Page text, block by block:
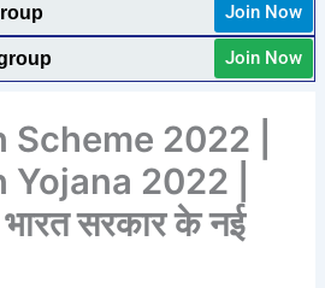
Join Now
Join Now
2022 |
2022 |
सरकार के नई